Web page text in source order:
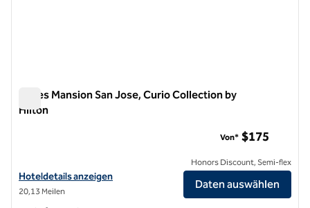
Hayes Mansion San Jose, Curio Collection by
Hilton
Hoteldetails für Hayes Mansion San Jose, Curio Collection by Hilton
Hoteldetails anzeigen
20,13 Meilen
Von* $175
Honors Discount, Semi-flex
Daten auswählen